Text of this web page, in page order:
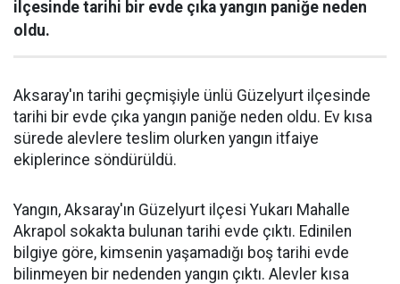
ilçesinde tarihi bir evde çıka yangın paniğe neden
oldu.
Aksaray'ın tarihi geçmişiyle ünlü Güzelyurt ilçesinde
tarihi bir evde çıka yangın paniğe neden oldu. Ev kısa
sürede alevlere teslim olurken yangın itfaiye
ekiplerince söndürüldü.
Yangın, Aksaray'ın Güzelyurt ilçesi Yukarı Mahalle
Akrapol sokakta bulunan tarihi evde çıktı. Edinilen
bilgiye göre, kimsenin yaşamadığı boş tarihi evde
bilinmeyen bir nedenden yangın çıktı. Alevler kısa